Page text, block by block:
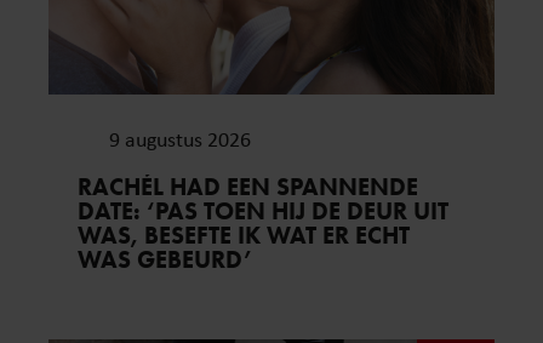
9 augustus 2026
RACHÉL HAD EEN SPANNENDE
DATE: ‘PAS TOEN HIJ DE DEUR UIT
WAS, BESEFTE IK WAT ER ECHT
WAS GEBEURD’